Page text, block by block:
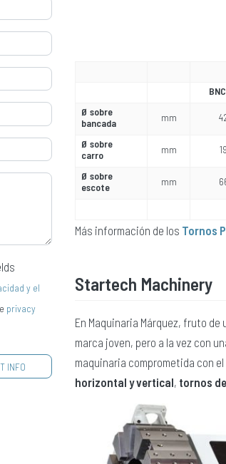
y el
privacy
Ø sobre
bancada
mm
Ø sobre
carro
mm
Ø sobre
escote
mm
Más información de los Tornos
Startech Machinery
En Maquinaria Márquez, fruto
marca joven, pero a la vez con
maquinaria comprometida con el
horizontal y vertical, tornos